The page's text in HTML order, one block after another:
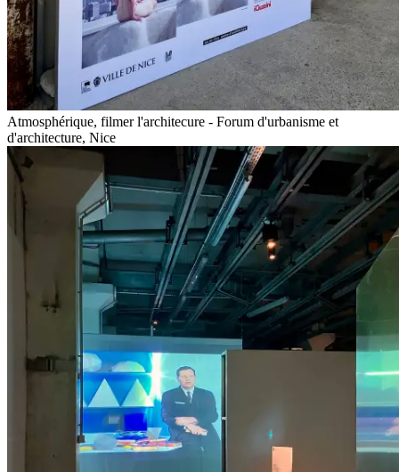
Atmosphérique, filmer l'architecure - Forum d'urbanisme et
d'architecture, Nice